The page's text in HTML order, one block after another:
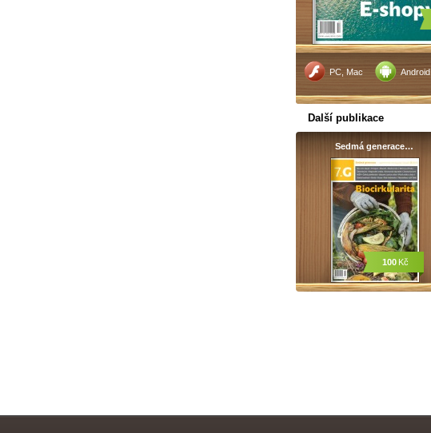
PC, Mac Android
Další publikace
Sedmá generace…
100 Kč